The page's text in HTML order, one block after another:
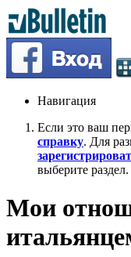
Навигация
Если это ваш
справку. Для
выберите раздел.
Мои